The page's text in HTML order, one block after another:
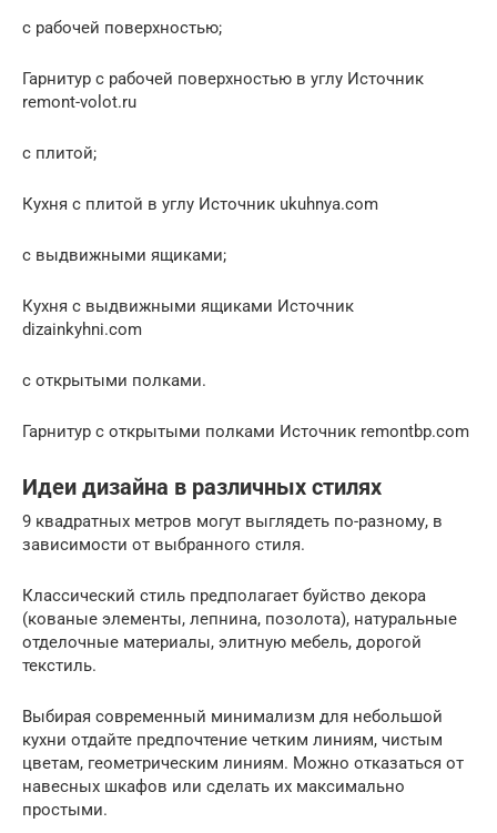
с рабочей поверхностью;
Гарнитур с рабочей поверхностью в углу Источник
remont-volot.ru
с плитой;
Кухня с плитой в углу Источник ukuhnya.com
с выдвижными ящиками;
Кухня с выдвижными ящиками Источник
dizainkyhni.com
с открытыми полками.
Гарнитур с открытыми полками Источник remontbp.com
Идеи дизайна в различных стилях
9 квадратных метров могут выглядеть по-разному, в
зависимости от выбранного стиля.
Классический стиль предполагает буйство декора
(кованые элементы, лепнина, позолота), натуральные
отделочные материалы, элитную мебель, дорогой
текстиль.
Выбирая современный минимализм для небольшой
кухни отдайте предпочтение четким линиям, чистым
цветам, геометрическим линиям. Можно отказаться от
навесных шкафов или сделать их максимально
простыми.